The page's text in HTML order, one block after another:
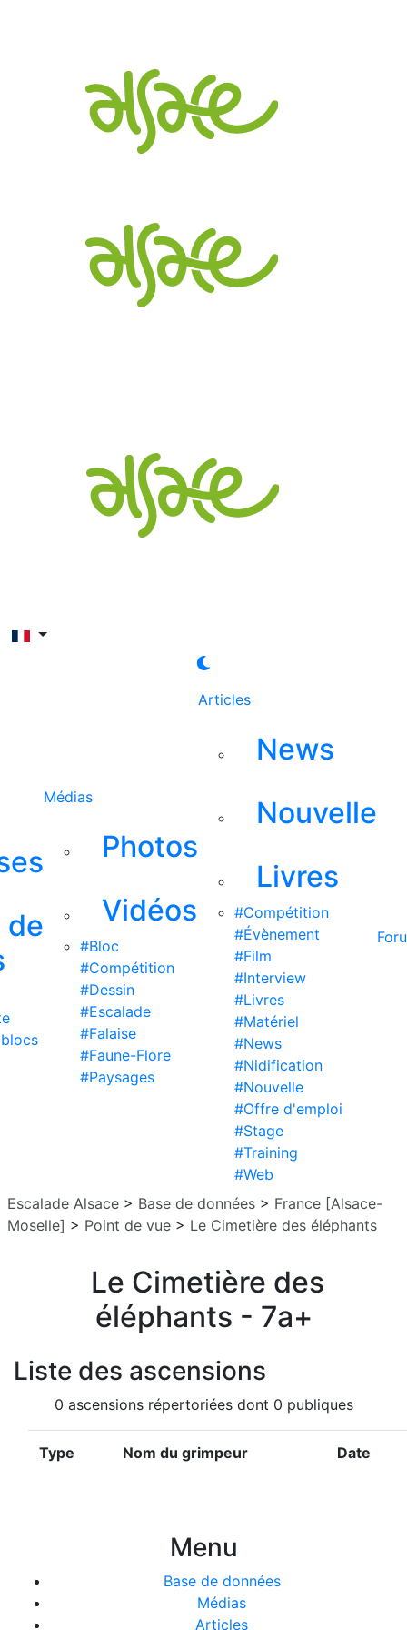
de
Médias
Photos
Vidéos
#Bloc
#Compétition
#Dessin
#Escalade
#Falaise
#Faune-Flore
#Paysages
Articles
News
Nouvelle
Livres
#Compétition
#Évènement
#Film
#Interview
#Livres
#Matériel
#News
#Nidification
#Nouvelle
#Offre d'emploi
#Stage
#Training
#Web
Escalade Alsace > Base de données > France [Alsace-
Moselle] > Point de vue > Le Cimetière des éléphants
Le Cimetière des
éléphants - 7a+
Liste des ascensions
0 ascensions répertoriées dont 0 publiques
Type Nom du grimpeur Date
Menu
Base de données
Médias
Articles